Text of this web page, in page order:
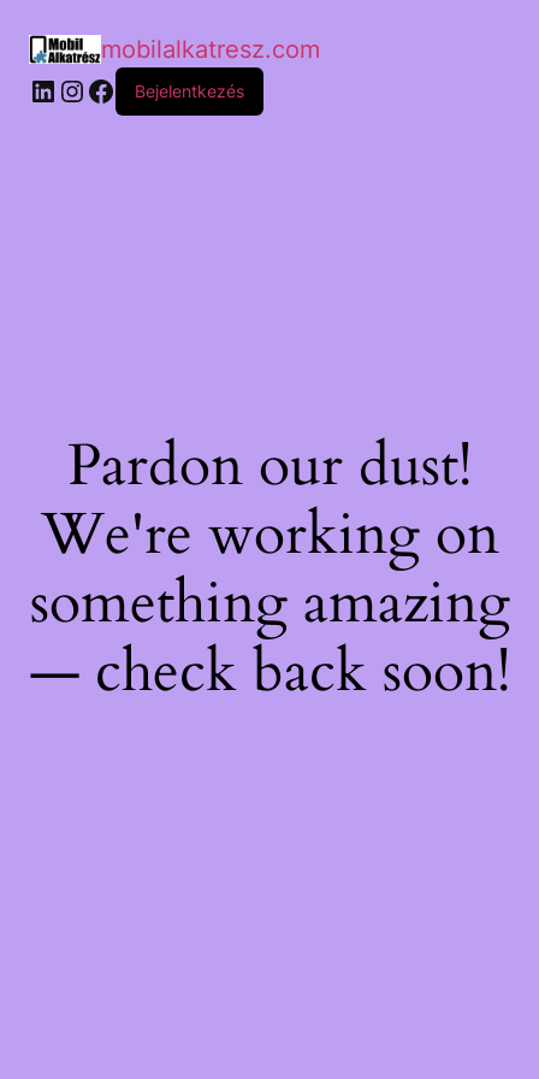
mobilalkatresz.com
Bejelentkezés
Pardon our dust!
We're working on
something amazing
— check back soon!